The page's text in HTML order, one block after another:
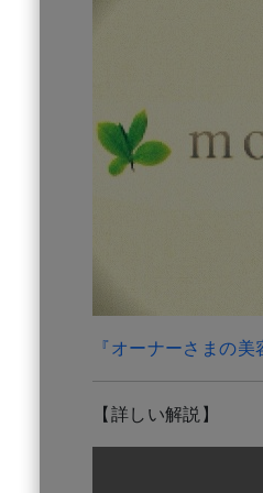
『オーナーさまの美
【詳しい解説】